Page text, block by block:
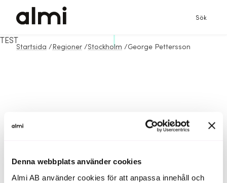
Denna webbplats använder cookies
Almi AB använder cookies för att anpassa innehåll och
Sök
Startsida / Regioner /Stockholm /George Pettersson
TEST